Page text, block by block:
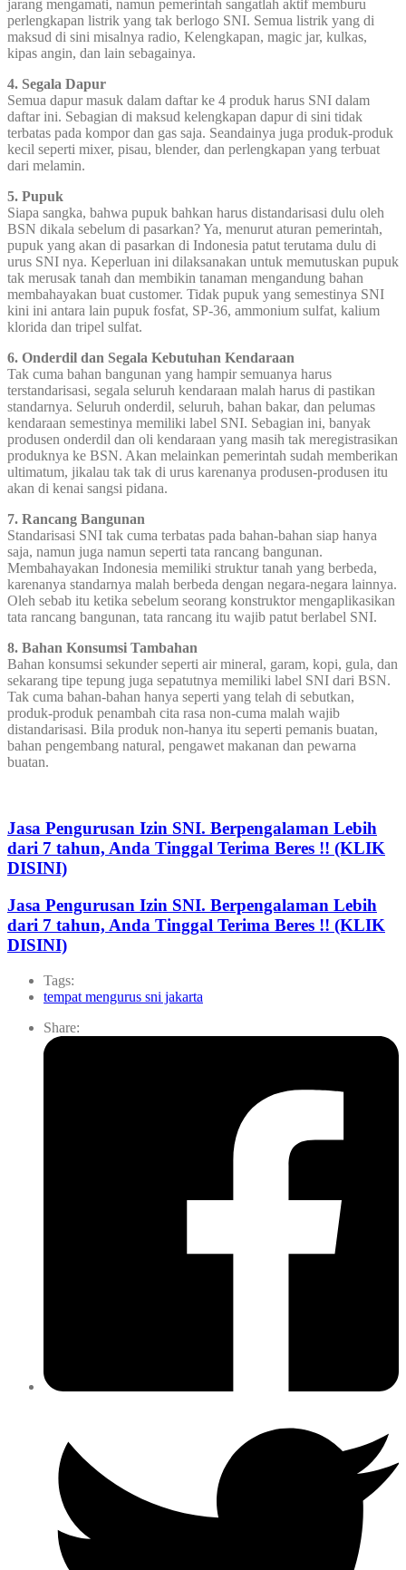
jarang mengamati, namun pemerintah sangatlah aktif memburu
perlengkapan listrik yang tak berlogo SNI. Semua listrik yang di
maksud di sini misalnya radio, Kelengkapan, magic jar, kulkas,
kipas angin, dan lain sebagainya.
4. Segala Dapur
Semua dapur masuk dalam daftar ke 4 produk harus SNI dalam
daftar ini. Sebagian di maksud kelengkapan dapur di sini tidak
terbatas pada kompor dan gas saja. Seandainya juga produk-produk
kecil seperti mixer, pisau, blender, dan perlengkapan yang terbuat
dari melamin.
5. Pupuk
Siapa sangka, bahwa pupuk bahkan harus distandarisasi dulu oleh
BSN dikala sebelum di pasarkan? Ya, menurut aturan pemerintah,
pupuk yang akan di pasarkan di Indonesia patut terutama dulu di
urus SNI nya. Keperluan ini dilaksanakan untuk memutuskan pupuk
tak merusak tanah dan membikin tanaman mengandung bahan
membahayakan buat customer. Tidak pupuk yang semestinya SNI
kini ini antara lain pupuk fosfat, SP-36, ammonium sulfat, kalium
klorida dan tripel sulfat.
6. Onderdil dan Segala Kebutuhan Kendaraan
Tak cuma bahan bangunan yang hampir semuanya harus
terstandarisasi, segala seluruh kendaraan malah harus di pastikan
standarnya. Seluruh onderdil, seluruh, bahan bakar, dan pelumas
kendaraan semestinya memiliki label SNI. Sebagian ini, banyak
produsen onderdil dan oli kendaraan yang masih tak meregistrasikan
produknya ke BSN. Akan melainkan pemerintah sudah memberikan
ultimatum, jikalau tak tak di urus karenanya produsen-produsen itu
akan di kenai sangsi pidana.
7. Rancang Bangunan
Standarisasi SNI tak cuma terbatas pada bahan-bahan siap hanya
saja, namun juga namun seperti tata rancang bangunan.
Membahayakan Indonesia memiliki struktur tanah yang berbeda,
karenanya standarnya malah berbeda dengan negara-negara lainnya.
Oleh sebab itu ketika sebelum seorang konstruktor mengaplikasikan
tata rancang bangunan, tata rancang itu wajib patut berlabel SNI.
8. Bahan Konsumsi Tambahan
Bahan konsumsi sekunder seperti air mineral, garam, kopi, gula, dan
sekarang tipe tepung juga sepatutnya memiliki label SNI dari BSN.
Tak cuma bahan-bahan hanya seperti yang telah di sebutkan,
produk-produk penambah cita rasa non-cuma malah wajib
distandarisasi. Bila produk non-hanya itu seperti pemanis buatan,
bahan pengembang natural, pengawet makanan dan pewarna
buatan.
Jasa Pengurusan Izin SNI. Berpengalaman Lebih
dari 7 tahun, Anda Tinggal Terima Beres !! (KLIK
DISINI)
Jasa Pengurusan Izin SNI. Berpengalaman Lebih
dari 7 tahun, Anda Tinggal Terima Beres !! (KLIK
DISINI)
Tags:
tempat mengurus sni jakarta
Share: